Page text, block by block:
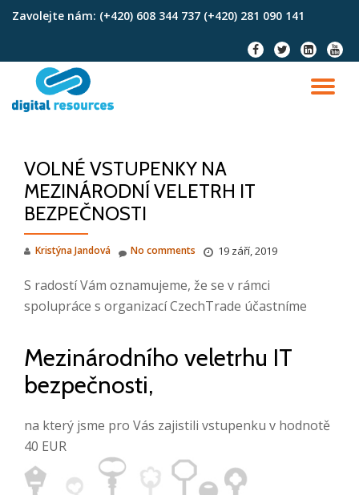
Zavolejte nám: (+420) 608 344 737 (+420) 281 090 141
fa-
facebook
fa-
twitter
fa-
linkedin-
square
fa-
VOLNÉ VSTUPENKY NA
MEZINÁRODNÍ VELETRH IT
BEZPEČNOSTI
Kristýna Jandová 19 září, 2019
No comments
S radostí Vám oznamujeme, že se v rámci
spolupráce s organizací CzechTrade účastníme
Mezinárodního veletrhu IT
bezpečnosti,
na který jsme pro Vás zajistili vstupenku v hodnotě
40 EUR